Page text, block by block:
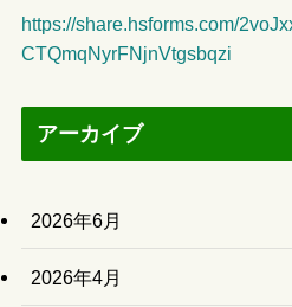
https://share.hsforms.com/
CTQmqNyrFNjnVtgsbqzi
アーカイブ
2026年6月
2026年4月